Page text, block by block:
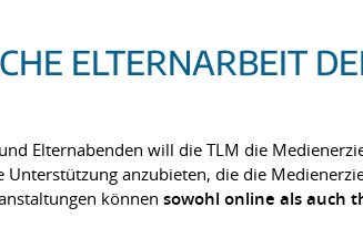
ELTERNARBEIT
Elternabenden will die TLM die
Unterstützung anzubieten, die die
können sowohl online als auch